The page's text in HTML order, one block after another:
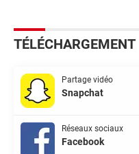
TÉLÉCHARGEMENT
Partage vidéo
Snapchat
Réseaux sociaux
Facebook